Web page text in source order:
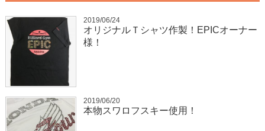
2019/06/24
オリジナルＴシャツ作製！EPICオーナー
様！
2019/06/20
本物スワロフスキー使用！